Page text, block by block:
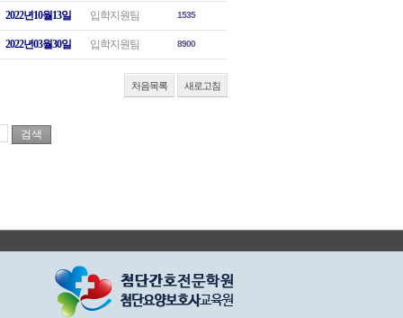
2022년10월13일 입학지원팀 1535
2022년03월30일 입학지원팀 8900
처음목록 새로고침